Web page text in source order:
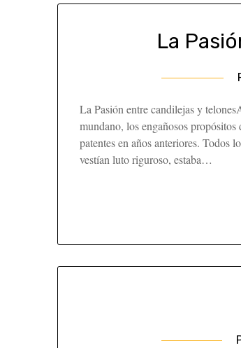
La
La Pasión entre candilejas y
mundano, los engañosos
patentes en años anteriores. Todos
vestían luto riguroso, estaba…